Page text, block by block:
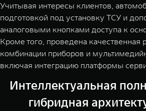
Учитывая интересы клиентов,
подготовкой под установку ТСУ и
аналоговыми кнопками доступа к
Кроме того, проведена качественная
комбинации приборов и
включая интеграцию платформы
Интеллектуальная
гибридная